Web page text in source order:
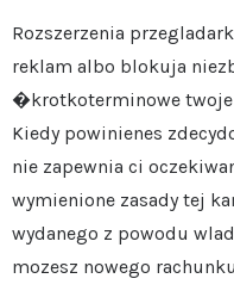
Rozszerzenia
reklam albo blokuja
�krotkoterminowe twoje
Kiedy powinienes
nie zapewnia ci
wymienione zasady tej
wydanego z powodu
mozesz nowego